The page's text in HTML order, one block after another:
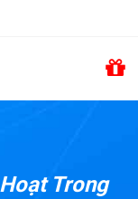
Trong